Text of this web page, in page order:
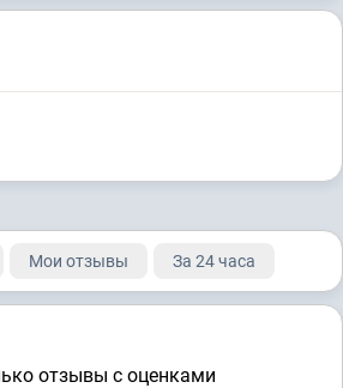
Мои отзывы За 24 часа
отзывы с оценками